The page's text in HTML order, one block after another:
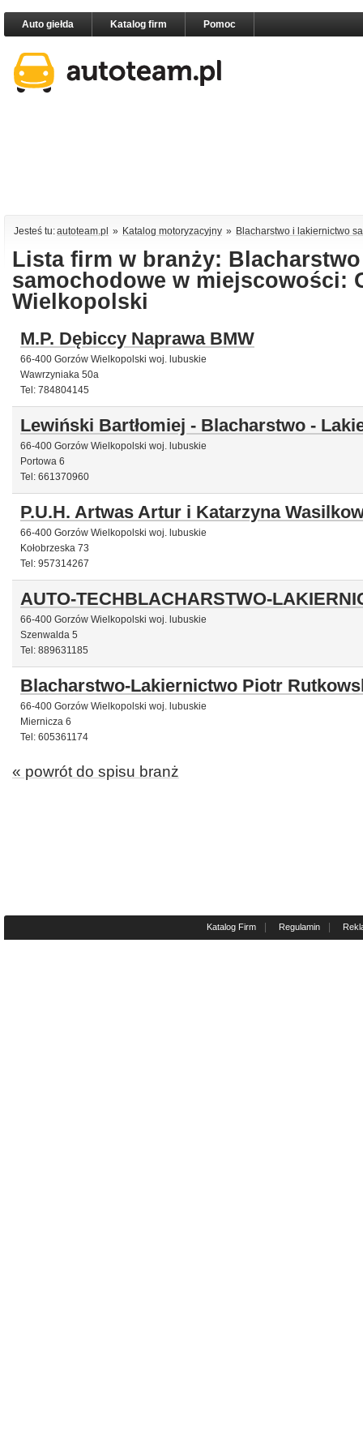
Auto giełda Katalog firm Pomoc
Jesteś tu:autoteam.pl » Katalog motoryzacyjny » Blacharstwo i lakiernictwo
Lista firm w branży:
samochodowe w miejscowości:
Wielkopolski
M.P. Dębiccy Naprawa BMW
66-400 Gorzów Wielkopolski woj. lubuskie
Wawrzyniaka 50a
Tel: 784804145
Lewiński Bartłomiej - Blacharstwo -
66-400 Gorzów Wielkopolski woj. lubuskie
Portowa 6
Tel: 661370960
P.U.H. Artwas Artur i Katarzyna
66-400 Gorzów Wielkopolski woj. lubuskie
Kołobrzeska 73
Tel: 957314267
AUTO-TECHBLACHARSTWO-
66-400 Gorzów Wielkopolski woj. lubuskie
Szenwalda 5
Tel: 889631185
Blacharstwo-Lakiernictwo Piotr
66-400 Gorzów Wielkopolski woj. lubuskie
Miernicza 6
Tel: 605361174
« powrót do spisu branż
Katalog Firm | Regulamin |